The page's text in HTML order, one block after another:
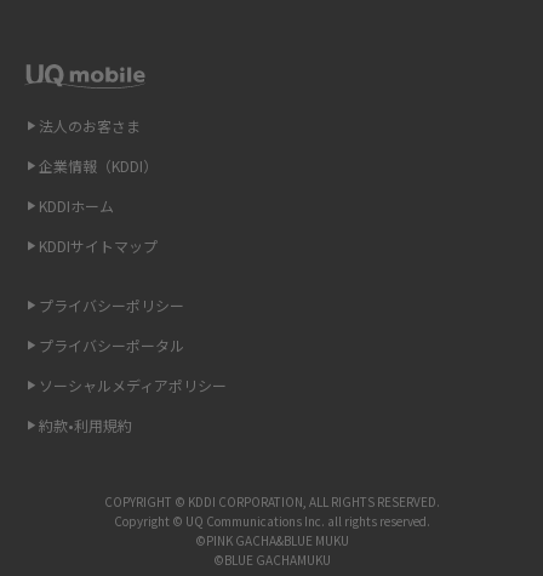
2014年12月(8)
2014年11月(8)
2014年10月(9)
2014年9月(9)
2014年8月(7)
2014年7月(9)
2014年6月(7)
2014年5月(7)
2014年4月(9)
2014年2月(5)
Wi-Fiを自宅に設置する方法は？必要なことやポイントも紹介
光ファイバーとは？仕組みやメリット・デメリットを初心者向けにわかり
やすく解説
を解説
6Gとはどんな通信技術？Beyond 5Gや実用化の課題などを解説
方法を解説
UQ WiMAXの評判は？特徴やメリット・デメリットを口コミと併せて紹介
法人のお客さま
企業情報（KDDI）
KDDIホーム
KDDIサイトマップ
プライバシーポリシー
プライバシーポータル
ソーシャルメディアポリシー
約款•利用規約
COPYRIGHT © KDDI CORPORATION, ALL RIGHTS RESERVED.
Copyright © UQ Communications Inc. all rights reserved.
©PINK GACHA&BLUE MUKU
©BLUE GACHAMUKU